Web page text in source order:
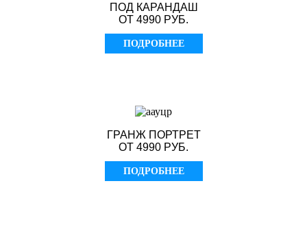
ПОД КАРАНДАШ
ОТ 4990 РУБ.
ПОДРОБНЕЕ
ГРАНЖ ПОРТРЕТ
ОТ 4990 РУБ.
ПОДРОБНЕЕ